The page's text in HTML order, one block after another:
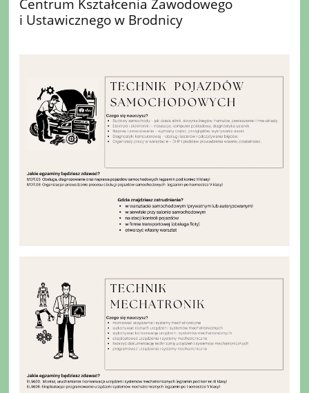
Centrum Kształcenia Zawodowego
i Ustawicznego w Brodnicy